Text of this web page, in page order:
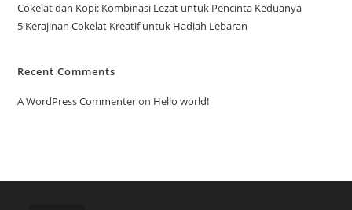
Cokelat dan Kopi: Kombinasi Lezat untuk Pencinta Keduanya
5 Kerajinan Cokelat Kreatif untuk Hadiah Lebaran
Recent Comments
A WordPress Commenteron Hello world!